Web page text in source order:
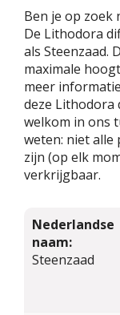
Ben je op zoek
De Lithodora
als Steenzaad.
maximale
meer
deze Lithodora
welkom in ons
weten: niet alle
zijn (op elk
verkrijgbaar.
Nederlandse
naam:
Steenzaad